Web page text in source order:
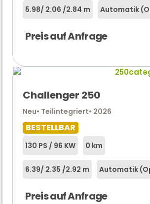
5.98/ 2.06 /2.84 m Automatik
Preis auf Anfrage
Challenger 250
Neu• Teilintegriert• 2026
BESTELLBAR
130 PS / 96 KW 0 km
6.39/ 2.35 /2.92 m Automatik
Preis auf Anfrage